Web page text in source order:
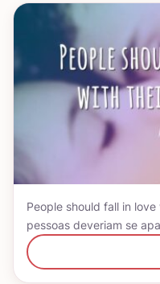
People should fall in
pessoas deveriam se